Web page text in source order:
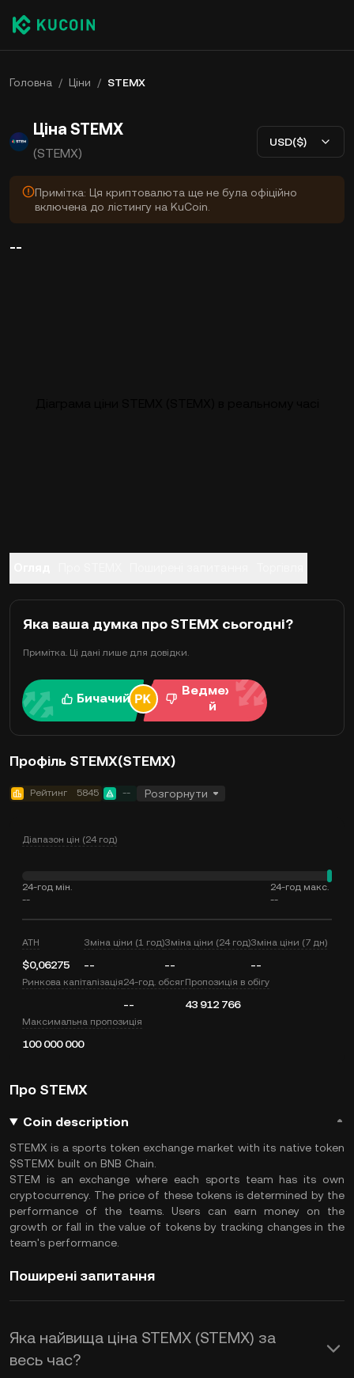
Головна / Ціни / STEMX
Ціна STEMX
(STEMX)
USD($)
Примітка: Ця криптовалюта ще не була офіційно
включена до лістингу на KuCoin.
--
Яка ваша думка про STEMX сьогодні?
Примітка. Ці дані лише для довідки.
Бичачий
Ведмежи
й
Профіль STEMX(STEMX)
Рейтинг 5845 -- Розгорнути
Діапазон цін (24 год)
24-год мін.
--
24-год макс.
--
ATH
$0,06275
Зміна ціни (1 год)
--
Зміна ціни (24 год)
--
Зміна ціни (7 дн)
--
Ринкова капіталізація24-год. обсяг
--
Пропозиція в обігу
43 912 766
Максимальна пропозиція
100 000 000
Про STEMX
Coin description
STEMX is a sports token exchange market with its native token
$STEMX built on BNB Chain.
STEM is an exchange where each sports team has its own
cryptocurrency. The price of these tokens is determined by the
performance of the teams. Users can earn money on the
growth or fall in the value of tokens by tracking changes in the
team's performance.
Поширені запитання
Яка найвища ціна STEMX (STEMX) за
весь час?